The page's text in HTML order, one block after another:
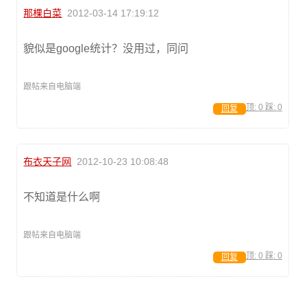
那棵白菜 2012-03-14 17:19:12
貌似是google统计？没用过，同问
跟帖来自电脑端
顶: 0 踩: 0
回复
布衣天子网 2012-10-23 10:08:48
不知道是什么啊
跟帖来自电脑端
顶: 0 踩: 0
回复